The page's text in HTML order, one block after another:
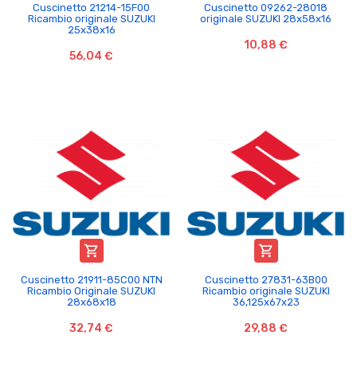
Cuscinetto 21214-15F00
Ricambio originale SUZUKI
25x38x16
56,04 €
Cuscinetto 09262-28018
originale SUZUKI 28x58x16
10,88 €

Cuscinetto 21911-85C00 NTN
Ricambio Originale SUZUKI
28x68x18
32,74 €

Cuscinetto 27831-63B00
Ricambio originale SUZUKI
36,125x67x23
29,88 €